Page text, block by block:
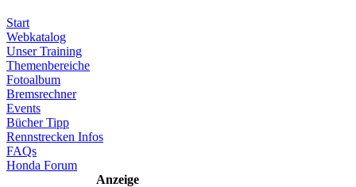
Start
Webkatalog
Unser Training
Themenbereiche
Fotoalbum
Bremsrechner
Events
Bücher Tipp
Rennstrecken Infos
FAQs
Honda Forum
Anzeige